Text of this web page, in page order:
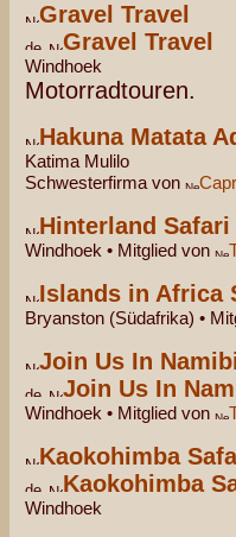
Gravel Travel
Gravel Travel
Windhoek
Motorradtouren.
Hakuna Matata
Katima Mulilo
Schwesterfirma von
Hinterland Safari
Windhoek • Mitglied von
Islands in Africa
Bryanston (Südafrika) •
Join Us In
Join Us In
Windhoek • Mitglied von
Kaokohimba
Kaokohimba
Windhoek